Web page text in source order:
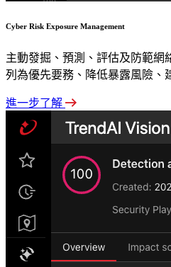
Cyber Risk Exposure Management
主動發掘、預測、評估及防範網
列為優先要務、降低暴露風險、
進一步了解